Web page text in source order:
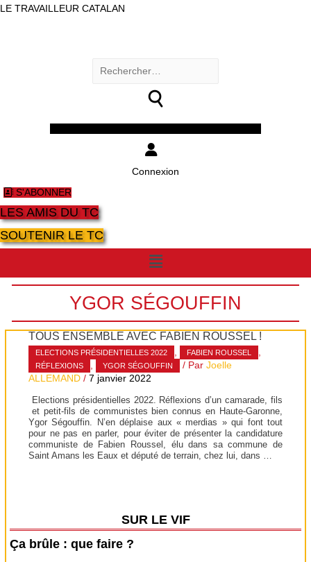
LE TRAVAILLEUR CATALAN
Rechercher :
Connexion
S'ABONNER
LES AMIS DU TC
SOUTENIR LE TC
Menu
YGOR SÉGOUFFIN
TOUS ENSEMBLE AVEC FABIEN ROUSSEL !
ELECTIONS PRÉSIDENTIELLES 2022 , FABIEN ROUSSEL ,
RÉFLEXIONS , YGOR SÉGOUFFIN / ParJoelle
ALLEMAND /7 janvier 2022
Elections présidentielles 2022. Réflexions d’un camarade, fils
et petit-fils de communistes bien connus en Haute-Garonne,
Ygor Ségouffin. N’en déplaise aux « merdias » qui font tout
pour ne pas en parler, pour éviter de présenter la candidature
communiste de Fabien Roussel, élu dans sa commune de
Saint Amans les Eaux et député de terrain, chez lui, dans …
SUR LE VIF
Ça brûle : que faire ?